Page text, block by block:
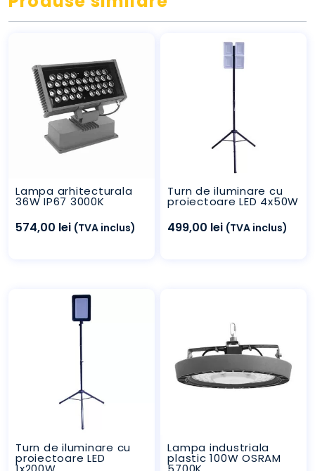
Lampa arhitecturala
36W IP67 3000K
574,00 lei (TVA inclus)
Turn de iluminare cu
proiectoare LED 4x50W
499,00 lei (TVA inclus)
Turn de iluminare cu
proiectoare LED
Lampa industriala
plastic 100W OSRAM